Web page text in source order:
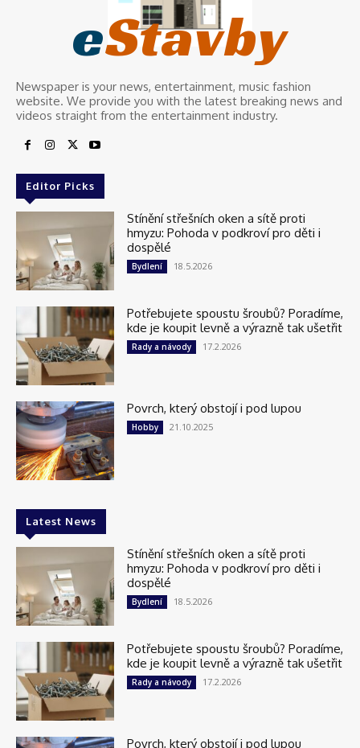
eStavby
Newspaper is your news, entertainment, music fashion
website. We provide you with the latest breaking news and
videos straight from the entertainment industry.
Editor Picks
Stínění střešních oken a sítě proti
hmyzu: Pohoda v podkroví pro děti i
dospělé
Bydlení 18.5.2026
Potřebujete spoustu šroubů? Poradíme,
kde je koupit levně a výrazně tak ušetřit
Rady a návody 17.2.2026
Povrch, který obstojí i pod lupou
Hobby 21.10.2025
Latest News
Stínění střešních oken a sítě proti
hmyzu: Pohoda v podkroví pro děti i
dospělé
Bydlení 18.5.2026
Potřebujete spoustu šroubů? Poradíme,
kde je koupit levně a výrazně tak ušetřit
Rady a návody 17.2.2026
Povrch, který obstojí i pod lupou